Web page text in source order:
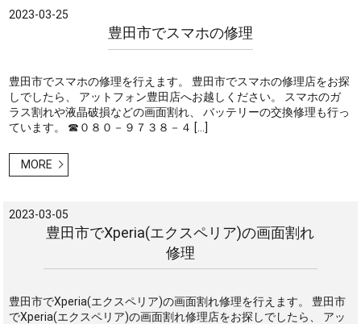
2023-03-25
豊田市でスマホの修理
豊田市でスマホの修理を行えます。 豊田市でスマホの修理店をお探
しでしたら、 アットフォン豊田店へお越しください。 スマホのガ
ラス割れや液晶破損などの画面割れ、 バッテリーの交換修理も行っ
ています。 ☎０８０－９７３８－４ […]
MORE
2023-03-05
豊田市でXperia(エクスペリア)の画面割れ
修理
豊田市でXperia(エクスペリア)の画面割れ修理を行えます。 豊田市
でXperia(エクスペリア)の画面割れ修理店をお探しでしたら、 アッ